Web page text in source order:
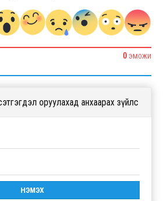
0 ЭМОЖИ
оруулахад анхаарах зүйлс